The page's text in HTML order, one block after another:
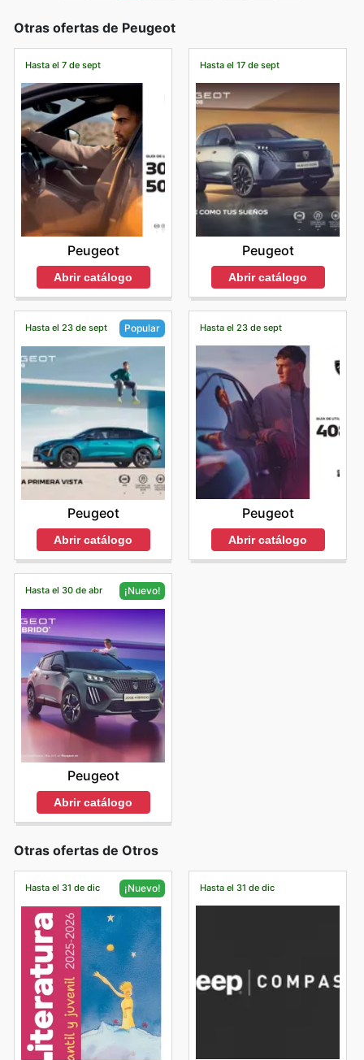
Otras ofertas de Peugeot
Hasta el 7 de sept
Peugeot
Abrir catálogo
Hasta el 17 de sept
Peugeot
Abrir catálogo
Hasta el 23 de sept Popular
Peugeot
Abrir catálogo
Hasta el 23 de sept
Peugeot
Abrir catálogo
Hasta el 30 de abr ¡Nuevo!
Peugeot
Abrir catálogo
Otras ofertas de Otros
Hasta el 31 de dic ¡Nuevo! Hasta el 31 de dic